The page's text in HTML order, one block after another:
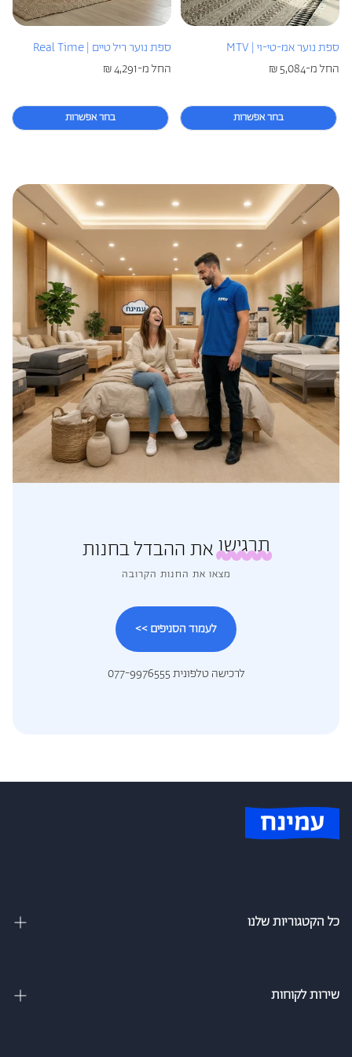
כריות מלונות היוקרה כריות היברידיות
ספת נוער אמ-טי-וי | MTV
מחיר
החל מ-5,084 ₪
בחר אפשרות
ספת נוער ריל טיים | Real Time
מחיר
החל מ-4,291 ₪
בחר אפשרות
תרגישואת ההבדל בחנות
מצאו את החנות הקרובה
לעמוד הסניפים >>
לרכישה טלפונית 077-9976555
כל הקטגוריות שלנו
מיטה וחצי
שירות לקוחות